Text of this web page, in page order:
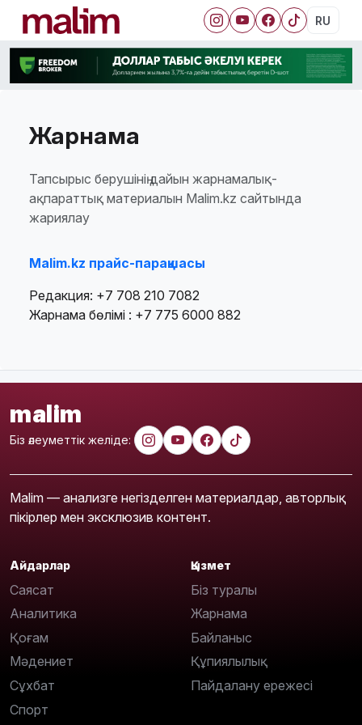
RU
Жарнама
Тапсырыс берушінің дайын жарнамалық-
ақпараттық материалын Malim.kz сайтында
жариялау
Malim.kz прайс-парақшасы
Редакция: +7 708 210 7082
Жарнама бөлімі : +7 775 6000 882
malim
Біз әлеуметтік желіде:
Malim — анализге негізделген материалдар, авторлық
пікірлер мен эксклюзив контент.
Айдарлар
Саясат
Аналитика
Қоғам
Мәдениет
Сұхбат
Спорт
Қызмет
Біз туралы
Жарнама
Байланыс
Құпиялылық
Пайдалану ережесі